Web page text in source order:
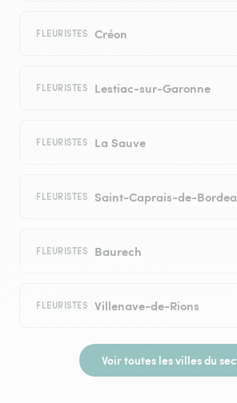
FLEURISTES Créon
FLEURISTES Lestiac-sur-Garonne
FLEURISTES La Sauve
FLEURISTES Saint-Caprais-de-
FLEURISTES Baurech
FLEURISTES Villenave-de-Rions
Voir toutes les villes du